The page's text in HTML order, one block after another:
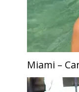
Miami –